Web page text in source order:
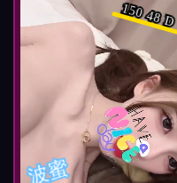
波蜜
150 48 D